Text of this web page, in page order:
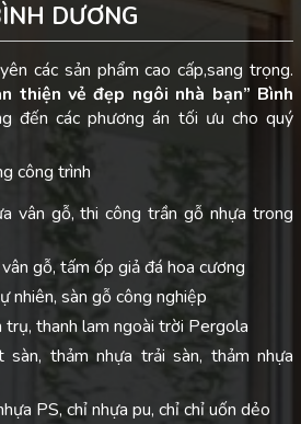
DƯƠNG
các sản phẩm cao cấp,sang trọng.
thiện vẻ đẹp ngôi nhà bạn” Bình
đến các phương án tối ưu cho quý
công trình
vân gỗ, thi công trần gỗ nhựa trong
gỗ, tấm ốp giả đá hoa cương
nhiên, sàn gỗ công nghiệp
trụ, thanh lam ngoài trời Pergola
thảm nhựa trải sàn, thảm nhựa
PS, chỉ nhựa pu, chỉ chỉ uốn dẻo